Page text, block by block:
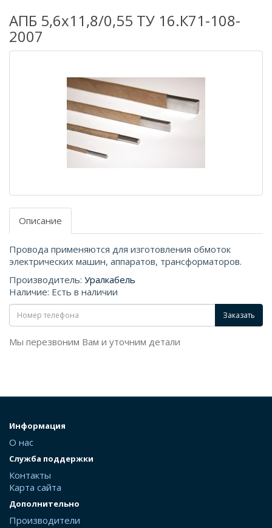
АПБ 5,6х11,8/0,55 ТУ 16.К71-108-
2007
Описание
Провода применяются для изготовления обмоток
электрических машин, аппаратов, трансформаторов.
Производитель: Уралкабель
Наличие: Есть в наличии
Заказать
Мы перезвоним Вам и уточним детали
Информация
О нас
Служба поддержки
Контакты
Карта сайта
Дополнительно
Производители